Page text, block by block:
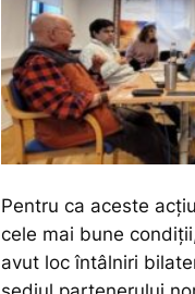
Pentru ca aceste
cele mai bune
avut loc întâlniri